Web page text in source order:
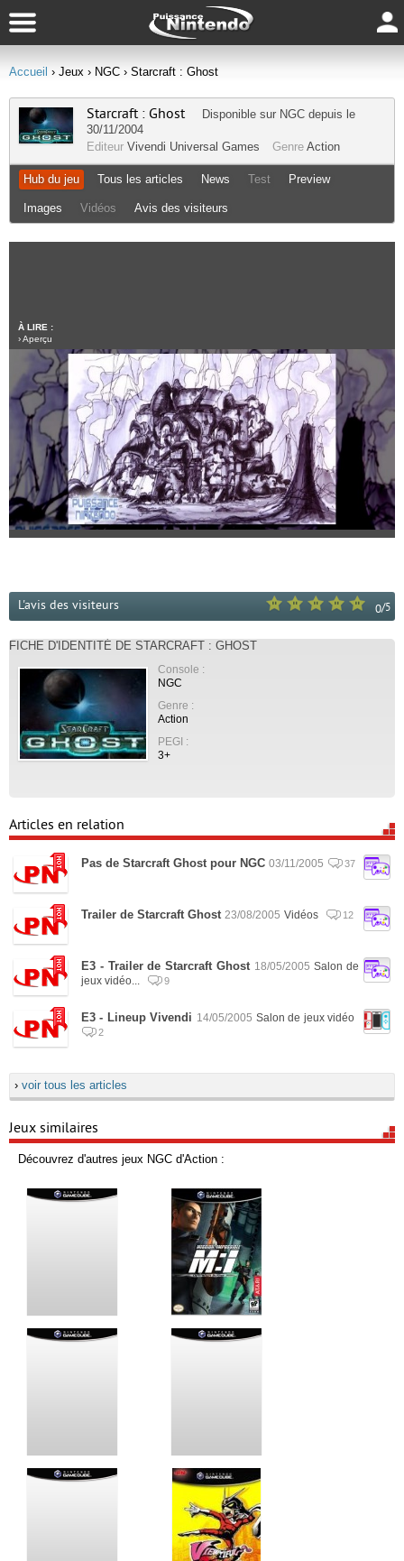
Accueil › Jeux › NGC › Starcraft : Ghost
Starcraft : Ghost Disponible sur NGC depuis le
30/11/2004
Editeur Vivendi Universal Games Genre Action
Hub du jeu Tous les articles News Test Preview
Images Vidéos Avis des visiteurs
À LIRE :
›Aperçu
0/5
L'avis des visiteurs
FICHE D'IDENTITÉ DE STARCRAFT : GHOST
Console :
NGC
Genre :
Action
PEGI :
3+
Articles en relation
Pas de Starcraft Ghost pour NGC 03/11/2005 37
Trailer de Starcraft Ghost 23/08/2005 Vidéos 12
E3 - Trailer de Starcraft Ghost 18/05/2005 Salon de
jeux vidéo...
9
E3 - Lineup Vivendi 14/05/2005 Salon de jeux vidéo
2
› voir tous les articles
Jeux similaires
Découvrez d'autres jeux NGC d'Action :